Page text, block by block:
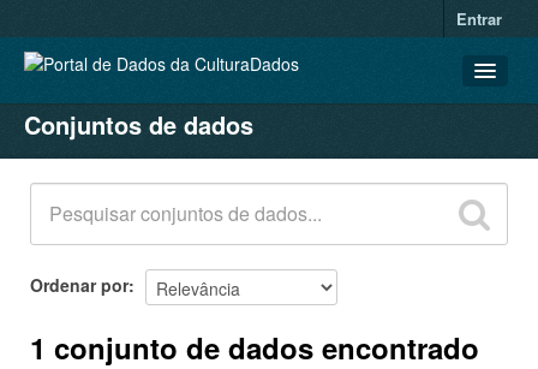
Entrar
CONJUNTOS DE DADOS
ORGANIZAÇÕES
GRUPOS
SOBRE
Conjuntos de dados
Ordenar por
1 conjunto de dados encontrado